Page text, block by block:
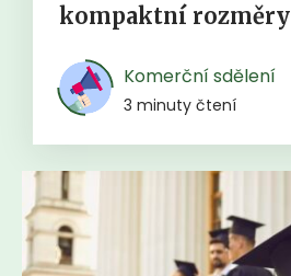
kompaktní rozměry
Komerční sdělení
3 minuty čtení